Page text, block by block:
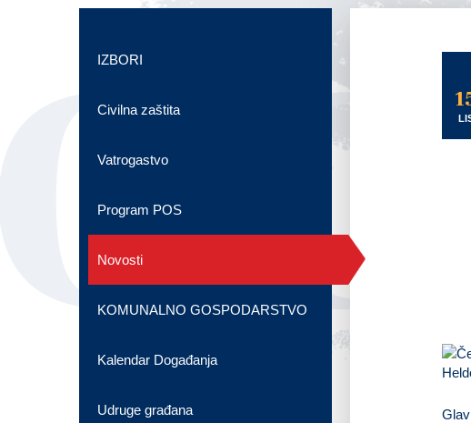
IZBORI
Civilna zaštita
Vatrogastvo
Program POS
Novosti
KOMUNALNO GOSPODARSTVO
Kalendar Događanja
Udruge građana